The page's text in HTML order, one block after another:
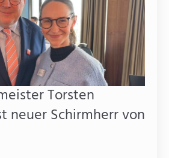
Torsten
neuer Schirmherr von